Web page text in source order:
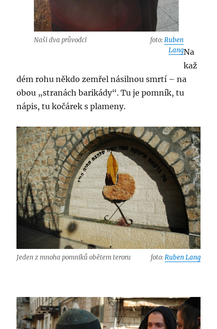
Naši dva průvodci foto:Ruben
LangNa
kaž
dém rohu někdo zemřel násilnou smrtí – na
obou „stranách barikády“. Tu je pomník, tu
nápis, tu kočárek s plameny.
Jeden z mnoha pomníků obětem teroru foto:Ruben Lang